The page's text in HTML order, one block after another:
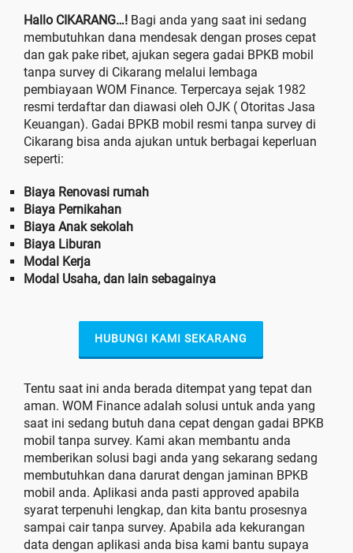
Hallo CIKARANG…! Bagi anda yang saat ini sedang
membutuhkan dana mendesak dengan proses cepat
dan gak pake ribet, ajukan segera gadai BPKB mobil
tanpa survey di Cikarang melalui lembaga
pembiayaan WOM Finance. Terpercaya sejak 1982
resmi terdaftar dan diawasi oleh OJK ( Otoritas Jasa
Keuangan). Gadai BPKB mobil resmi tanpa survey di
Cikarang bisa anda ajukan untuk berbagai keperluan
seperti:
Biaya Renovasi rumah
Biaya Pernikahan
Biaya Anak sekolah
Biaya Liburan
Modal Kerja
Modal Usaha, dan lain sebagainya
HUBUNGI KAMI SEKARANG
Tentu saat ini anda berada ditempat yang tepat dan
aman. WOM Finance adalah solusi untuk anda yang
saat ini sedang butuh dana cepat dengan gadai BPKB
mobil tanpa survey. Kami akan membantu anda
memberikan solusi bagi anda yang sekarang sedang
membutuhkan dana darurat dengan jaminan BPKB
mobil anda. Aplikasi anda pasti approved apabila
syarat terpenuhi lengkap, dan kita bantu prosesnya
sampai cair tanpa survey. Apabila ada kekurangan
data dengan aplikasi anda bisa kami bantu supaya